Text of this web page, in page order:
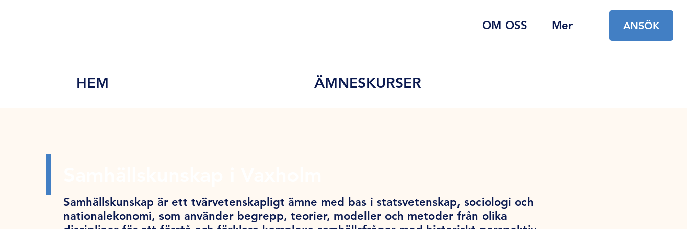
OM OSS Mer ANSÖK
HEM ÄMNESKURSER
Samhällskunskap är ett tvärvetenskapligt ämne med bas i statsvetenskap, sociologi och
nationalekonomi, som använder begrepp, teorier, modeller och metoder från olika